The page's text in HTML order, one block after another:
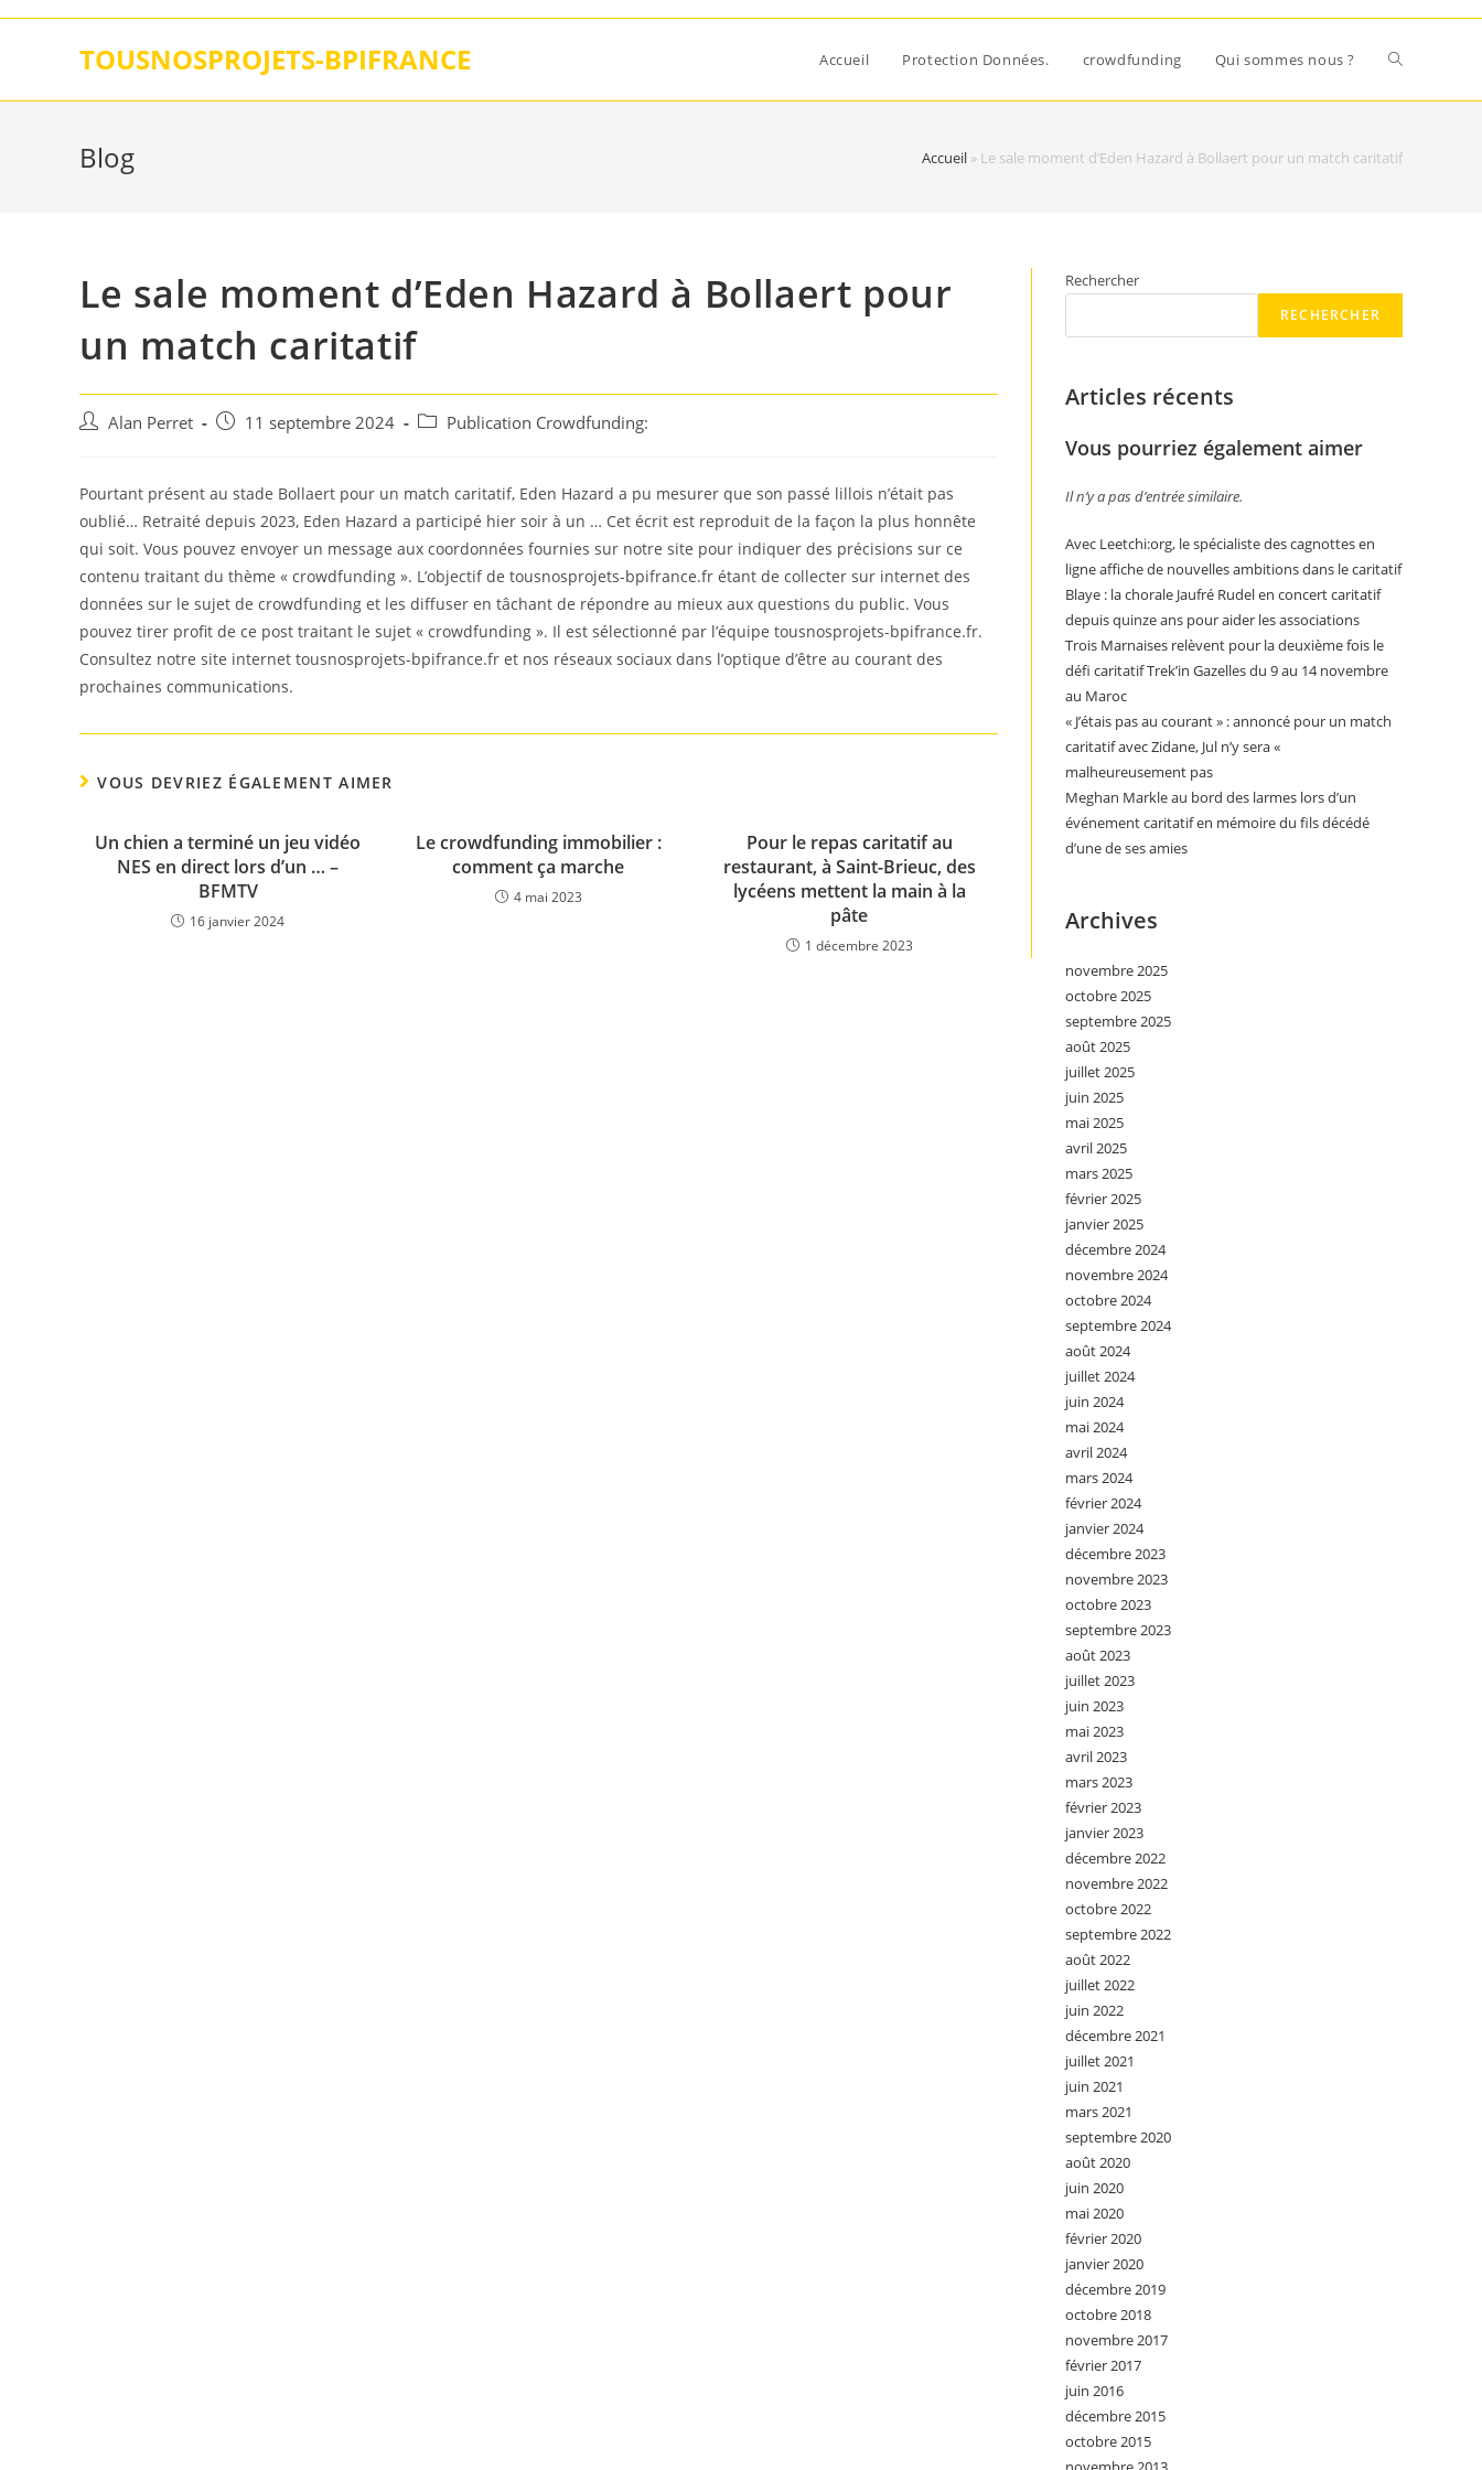
Skip
TOUSNOSPROJETS-BPIFRANCE Accueil Protection Données. crowdfunding Qui sommes nous ?
Blog Accueil » Le sale moment d’Eden Hazard à Bollaert pour un match caritatif
Le sale moment d’Eden Hazard à Bollaert pour
un match caritatif
Auteur/autrice
publication :
Alan Perret
Post 11 septembre 2024
Post Publication Crowdfunding:
Pourtant présent au stade Bollaert pour un match caritatif, Eden Hazard a pu mesurer que son passé lillois n’était pas
oublié… Retraité depuis 2023, Eden Hazard a participé hier soir à un … Cet écrit est reproduit de la façon la plus honnête
qui soit. Vous pouvez envoyer un message aux coordonnées fournies sur notre site pour indiquer des précisions sur ce
contenu traitant du thème « crowdfunding ». L’objectif de tousnosprojets-bpifrance.fr étant de collecter sur internet des
données sur le sujet de crowdfunding et les diffuser en tâchant de répondre au mieux aux questions du public. Vous
pouvez tirer profit de ce post traitant le sujet « crowdfunding ». Il est sélectionné par l’équipe tousnosprojets-bpifrance.fr.
Consultez notre site internet tousnosprojets-bpifrance.fr et nos réseaux sociaux dans l’optique d’être au courant des
prochaines communications.
VOUS DEVRIEZ ÉGALEMENT AIMER
Un chien a terminé un jeu vidéo
NES en direct lors d’un … –
BFMTV
16 janvier 2024
Le crowdfunding immobilier :
comment ça marche
4 mai 2023
Pour le repas caritatif au
restaurant, à Saint-Brieuc, des
lycéens mettent la main à la
pâte
1 décembre 2023
Rechercher
RECHERCHER
Articles récents
Vous pourriez également aimer
Il n’y a pas d’entrée similaire.
Avec Leetchi:org, le spécialiste des cagnottes en
ligne affiche de nouvelles ambitions dans le caritatif
Blaye : la chorale Jaufré Rudel en concert caritatif
depuis quinze ans pour aider les associations
Trois Marnaises relèvent pour la deuxième fois le
défi caritatif Trek’in Gazelles du 9 au 14 novembre
au Maroc
« J’étais pas au courant » : annoncé pour un match
caritatif avec Zidane, Jul n’y sera «
malheureusement pas
Meghan Markle au bord des larmes lors d’un
événement caritatif en mémoire du fils décédé
d’une de ses amies
Archives
novembre 2025
octobre 2025
septembre 2025
août 2025
juillet 2025
juin 2025
mai 2025
avril 2025
mars 2025
février 2025
janvier 2025
décembre 2024
novembre 2024
octobre 2024
septembre 2024
août 2024
juillet 2024
juin 2024
mai 2024
avril 2024
mars 2024
février 2024
janvier 2024
décembre 2023
novembre 2023
octobre 2023
septembre 2023
août 2023
juillet 2023
juin 2023
mai 2023
avril 2023
mars 2023
février 2023
janvier 2023
décembre 2022
novembre 2022
octobre 2022
septembre 2022
août 2022
juillet 2022
juin 2022
décembre 2021
juillet 2021
juin 2021
mars 2021
septembre 2020
août 2020
juin 2020
mai 2020
février 2020
janvier 2020
décembre 2019
octobre 2018
novembre 2017
février 2017
juin 2016
décembre 2015
octobre 2015